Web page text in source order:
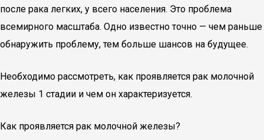
после рака легких, у всего населения. Это проблема
всемирного масштаба. Одно известно точно — чем раньше
обнаружить проблему, тем больше шансов на будущее.
Необходимо рассмотреть, как проявляется рак молочной
железы 1 стадии и чем он характеризуется.
Как проявляется рак молочной железы?